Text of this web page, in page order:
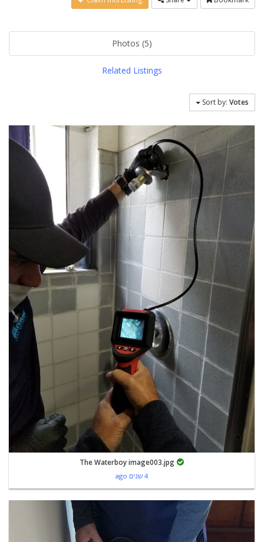
Photos (5)
Related Listings
Sort by: Votes
The Waterboy image003.jpg
4 שנים ago